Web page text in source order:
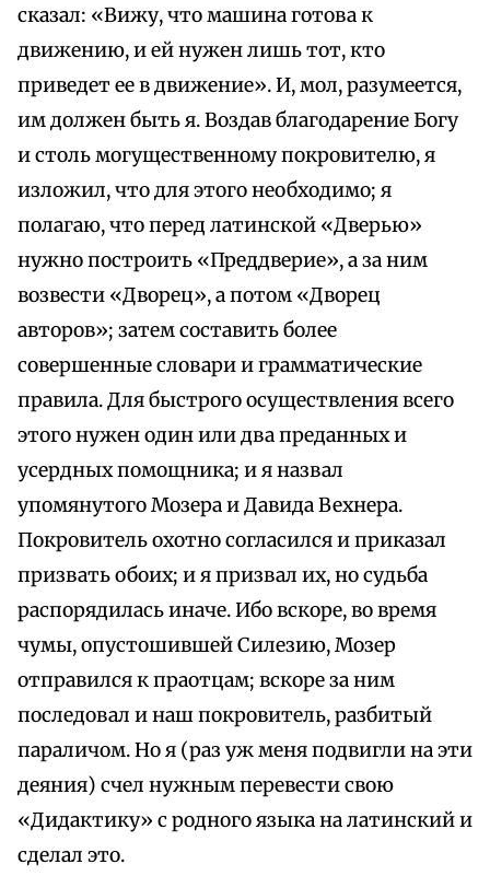
сказал: «Вижу, что машина готова к
движению, и ей нужен лишь тот, кто
приведет ее в движение». И, мол, разумеется,
им должен быть я. Воздав благодарение Богу
и столь могущественному покровителю, я
изложил, что для этого необходимо; я
полагаю, что перед латинской «Дверью»
нужно построить «Преддверие», а за ним
возвести «Дворец», а потом «Дворец
авторов»; затем составить более
совершенные словари и грамматические
правила. Для быстрого осуществления всего
этого нужен один или два преданных и
усердных помощника; и я назвал
упомянутого Мозера и Давида Вехнера.
Покровитель охотно согласился и приказал
призвать обоих; и я призвал их, но судьба
распорядилась иначе. Ибо вскоре, во время
чумы, опустошившей Силезию, Мозер
отправился к праотцам; вскоре за ним
последовал и наш покровитель, разбитый
параличом. Но я (раз уж меня подвигли на эти
деяния) счел нужным перевести свою
«Дидактику» с родного языка на латинский и
сделал это.